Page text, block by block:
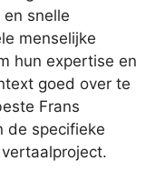
snelle
menselijke
hun expertise en
goed over te
Frans
de specifieke